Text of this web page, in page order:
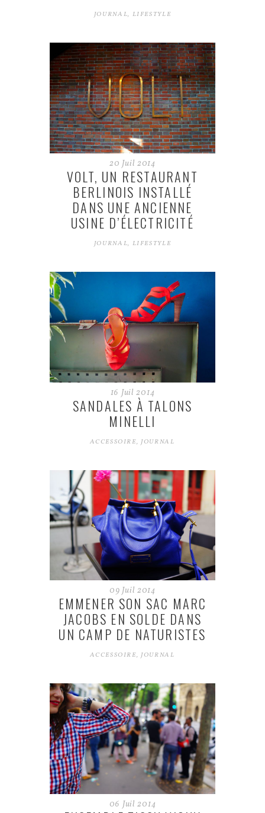
JOURNAL, LIFESTYLE
20 Juil 2014
VOLT, UN RESTAURANT
BERLINOIS INSTALLÉ
DANS UNE ANCIENNE
USINE D’ÉLECTRICITÉ
JOURNAL, LIFESTYLE
16 Juil 2014
SANDALES À TALONS
MINELLI
ACCESSOIRE,JOURNAL
09 Juil 2014
EMMENER SON SAC MARC
JACOBS EN SOLDE DANS
UN CAMP DE NATURISTES
ACCESSOIRE,JOURNAL
06 Juil 2014